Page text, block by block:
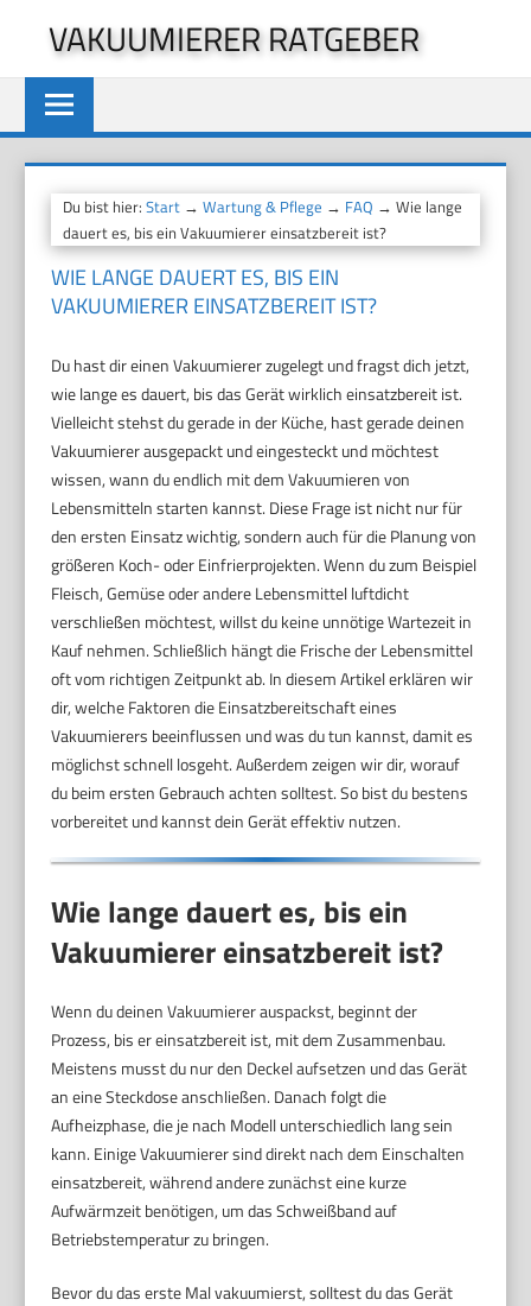
springen
VAKUUMIERER RATGEBER
Du bist hier:Start →Wartung & Pflege → FAQ → Wie lange
dauert es, bis ein Vakuumierer einsatzbereit ist?
WIE LANGE DAUERT ES, BIS EIN
VAKUUMIERER EINSATZBEREIT IST?
Du hast dir einen Vakuumierer zugelegt und fragst dich jetzt,
wie lange es dauert, bis das Gerät wirklich einsatzbereit ist.
Vielleicht stehst du gerade in der Küche, hast gerade deinen
Vakuumierer ausgepackt und eingesteckt und möchtest
wissen, wann du endlich mit dem Vakuumieren von
Lebensmitteln starten kannst. Diese Frage ist nicht nur für
den ersten Einsatz wichtig, sondern auch für die Planung von
größeren Koch- oder Einfrierprojekten. Wenn du zum Beispiel
Fleisch, Gemüse oder andere Lebensmittel luftdicht
verschließen möchtest, willst du keine unnötige Wartezeit in
Kauf nehmen. Schließlich hängt die Frische der Lebensmittel
oft vom richtigen Zeitpunkt ab. In diesem Artikel erklären wir
dir, welche Faktoren die Einsatzbereitschaft eines
Vakuumierers beeinflussen und was du tun kannst, damit es
möglichst schnell losgeht. Außerdem zeigen wir dir, worauf
du beim ersten Gebrauch achten solltest. So bist du bestens
vorbereitet und kannst dein Gerät effektiv nutzen.
Wie lange dauert es, bis ein
Vakuumierer einsatzbereit ist?
Wenn du deinen Vakuumierer auspackst, beginnt der
Prozess, bis er einsatzbereit ist, mit dem Zusammenbau.
Meistens musst du nur den Deckel aufsetzen und das Gerät
an eine Steckdose anschließen. Danach folgt die
Aufheizphase, die je nach Modell unterschiedlich lang sein
kann. Einige Vakuumierer sind direkt nach dem Einschalten
einsatzbereit, während andere zunächst eine kurze
Aufwärmzeit benötigen, um das Schweißband auf
Betriebstemperatur zu bringen.
Bevor du das erste Mal vakuumierst, solltest du das Gerät